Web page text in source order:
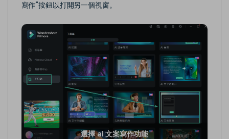
寫作”按鈕以打開另一個視窗。
選擇 ai 文案寫作功能